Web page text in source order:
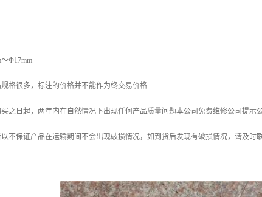
Φ17mm
格很多，标注的价格并不能作为终交易价格.
之日起，两年内在自然情况下出现任何产品质量问题本公司免费维修公司提
不保证产品在运输期间不会出现破损情况，如到货后发现有破损情况，请及